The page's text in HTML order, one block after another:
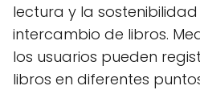
lectura y la
intercambio de libros.
los usuarios pueden
libros en diferentes